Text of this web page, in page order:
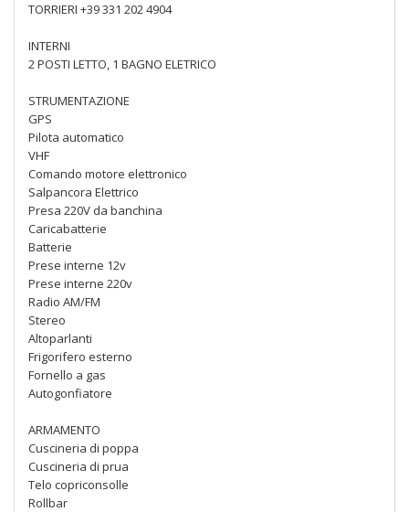
TORRIERI +39 331 202 4904
INTERNI
2 POSTI LETTO, 1 BAGNO ELETRICO
STRUMENTAZIONE
GPS
Pilota automatico
VHF
Comando motore elettronico
Salpancora Elettrico
Presa 220V da banchina
Caricabatterie
Batterie
Prese interne 12v
Prese interne 220v
Radio AM/FM
Stereo
Altoparlanti
Frigorifero esterno
Fornello a gas
Autogonfiatore
ARMAMENTO
Cuscineria di poppa
Cuscineria di prua
Telo copriconsolle
Rollbar